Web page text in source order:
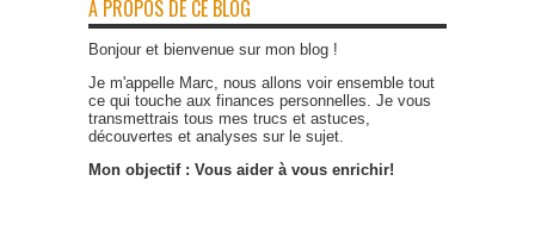
A PROPOS DE CE BLOG
Bonjour et bienvenue sur mon blog !
Je m'appelle Marc, nous allons voir ensemble tout
ce qui touche aux finances personnelles. Je vous
transmettrais tous mes trucs et astuces,
découvertes et analyses sur le sujet.
Mon objectif : Vous aider à vous enrichir!